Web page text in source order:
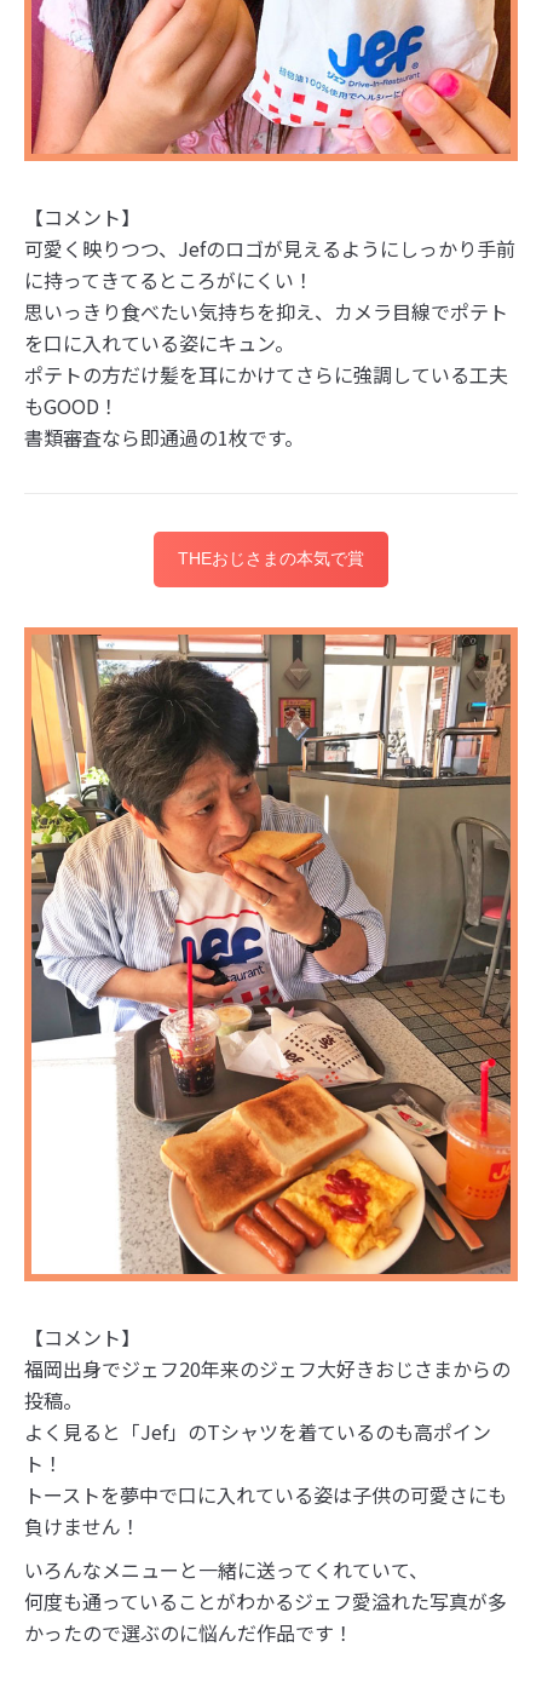
【コメント】
可愛く映りつつ、Jefのロゴが見えるようにしっかり手前
に持ってきてるところがにくい！
思いっきり食べたい気持ちを抑え、カメラ目線でポテト
を口に入れている姿にキュン。
ポテトの方だけ髪を耳にかけてさらに強調している工夫
もGOOD！
書類審査なら即通過の1枚です。
THEおじさまの本気で賞
【コメント】
福岡出身でジェフ20年来のジェフ大好きおじさまからの
投稿。
よく見ると「Jef」のTシャツを着ているのも高ポイン
ト！
トーストを夢中で口に入れている姿は子供の可愛さにも
負けません！
いろんなメニューと一緒に送ってくれていて、
何度も通っていることがわかるジェフ愛溢れた写真が多
かったので選ぶのに悩んだ作品です！